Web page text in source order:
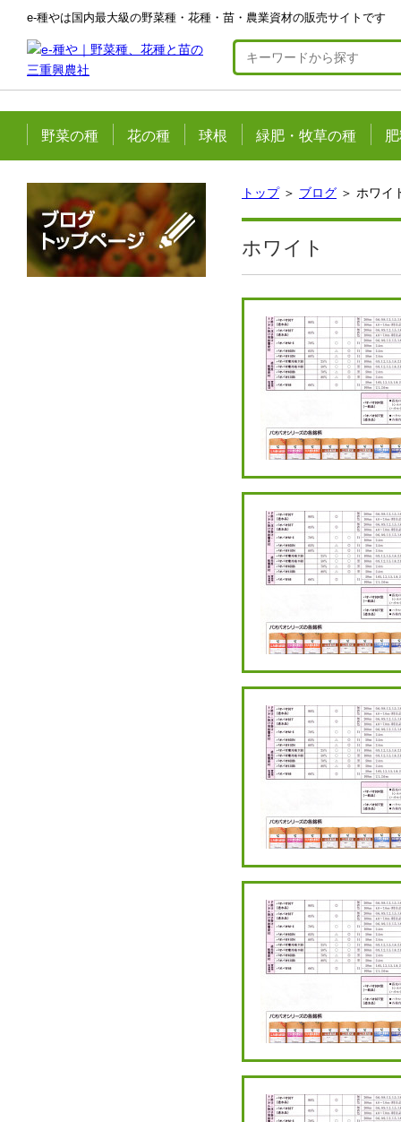
e-種やは国内最大級の野菜種・花種・苗・農業資材の販売サイトです
野菜の種 花の種 球根 緑肥・牧草の種
トップ＞ ブログ ＞ ホワイ
ホワイト